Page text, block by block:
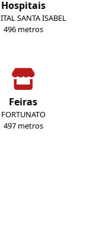
Hospitais
SANTA ISABEL
496 metros
Feiras
FORTUNATO
497 metros